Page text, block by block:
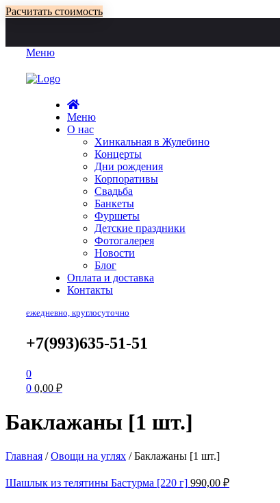
Расчитать стоимость
Меню
Меню
О нас
Хинкальная в Жулебино
Концерты
Дни рождения
Корпоративы
Свадьба
Банкеты
Фуршеты
Детские праздники
Фотогалерея
Новости
Блог
Оплата и доставка
Контакты
ежедневно, круглосуточно
+7(993)635-51-51
0
0 0,00 ₽
Баклажаны [1 шт.]
Главная /Овощи на углях /Баклажаны [1 шт.]
Шашлык из телятины Бастурма [220 г] 990,00 ₽